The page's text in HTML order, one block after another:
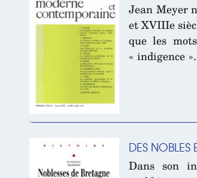
Jean Meyer
et XVIIIe
que les
« indigence
DES NOBLES
Dans son